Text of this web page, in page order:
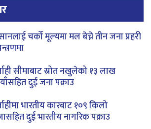
चर्को मूल्यमा मल बेच्ने तीन जना प्रहरी
सीमाबाट स्रोत नखुलेको १३ लाख
दुई जना पक्राउ
भारतीय कारबाट १०९ किलो
दुई भारतीय नागरिक पक्राउ